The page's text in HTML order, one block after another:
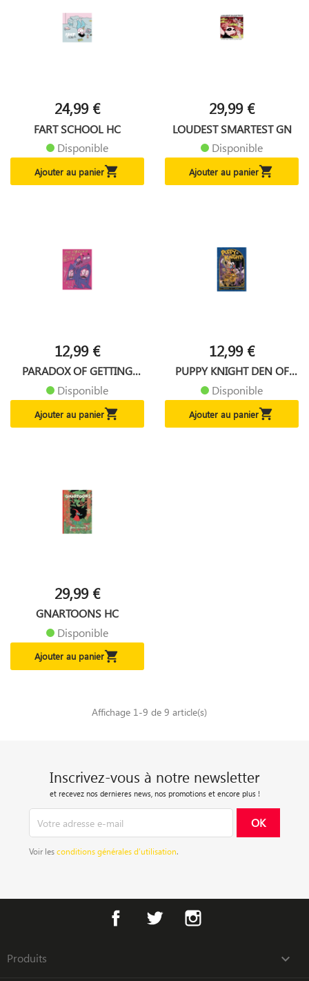
24,99 €
FART SCHOOL HC
Disponible
Ajouter au panier
29,99 €
LOUDEST SMARTEST GN
Disponible
Ajouter au panier
12,99 €
PARADOX OF GETTING
BETTER GN
Disponible
Ajouter au panier
12,99 €
PUPPY KNIGHT DEN OF
DECEPTION
Disponible
Ajouter au panier
29,99 €
GNARTOONS HC
Disponible
Ajouter au panier
Affichage 1-9 de 9 article(s)
Inscrivez-vous à notre newsletter
et recevez nos dernieres news, nos promotions et encore plus !
Voir lesconditions générales d’utilisation.
Facebook Twitter
Produits 